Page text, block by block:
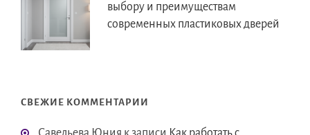
выбору и преимуществам
современных пластиковых дверей
СВЕЖИЕ КОММЕНТАРИИ